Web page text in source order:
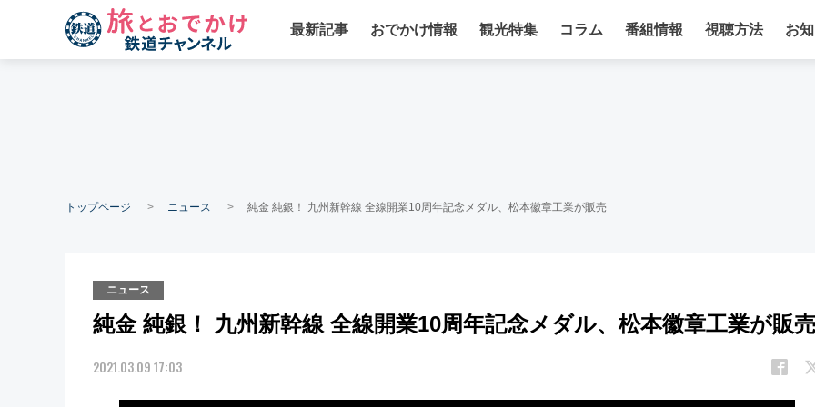
最新記事 おでかけ情報 観光特集 コラム 番組情報 視聴方法 お
トップページ ニュース 純金 純銀！ 九州新幹線 全線開業10周年記念メダル、松本徽章工業が販売
ニュース
純金 純銀！ 九州新幹線 全線開業10周年記念メダル、松本徽章工業が販売
2021.03.09 17:03